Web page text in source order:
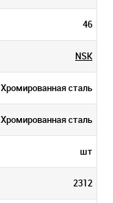
46
NSK
Хромированная сталь
Хромированная сталь
шт
2312